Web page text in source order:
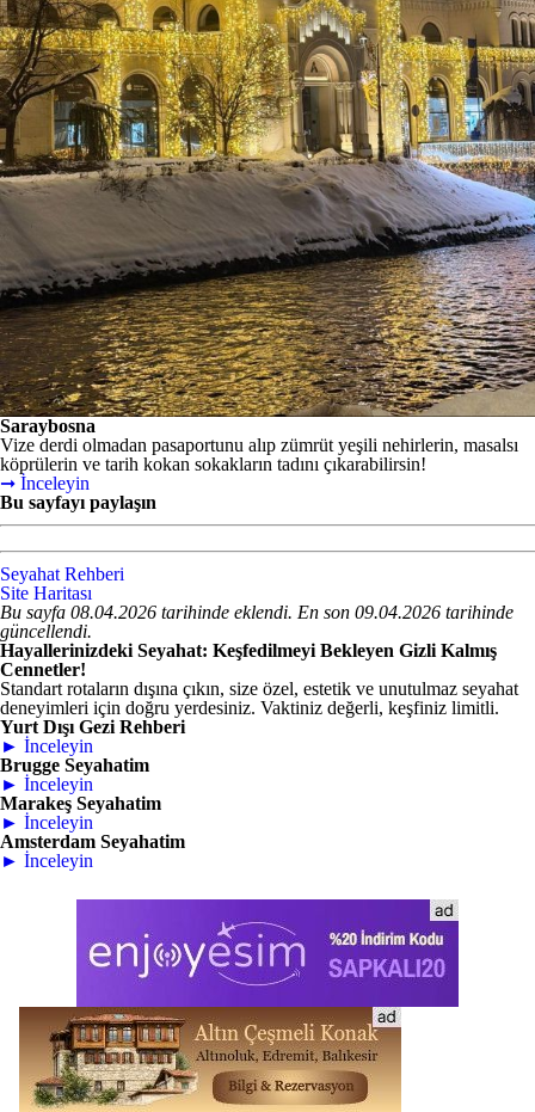
Saraybosna
Vize derdi olmadan pasaportunu alıp zümrüt yeşili nehirlerin, masalsı
köprülerin ve tarih kokan sokakların tadını çıkarabilirsin!
➞ İnceleyin
Bu sayfayı paylaşın
Seyahat Rehberi
Site Haritası
Bu sayfa 08.04.2026 tarihinde eklendi. En son 09.04.2026 tarihinde
güncellendi.
Hayallerinizdeki Seyahat: Keşfedilmeyi Bekleyen Gizli Kalmış
Cennetler!
Standart rotaların dışına çıkın, size özel, estetik ve unutulmaz seyahat
deneyimleri için doğru yerdesiniz. Vaktiniz değerli, keşfiniz limitli.
Yurt Dışı Gezi Rehberi
► İnceleyin
Brugge Seyahatim
► İnceleyin
Marakeş Seyahatim
► İnceleyin
Amsterdam Seyahatim
► İnceleyin